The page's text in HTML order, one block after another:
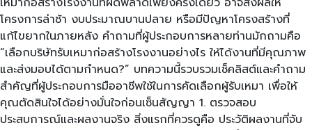
โครงการล่าช้า งบประมาณบานปลาย หรือมีปัญหาโครงสร้างที่
แก้ไขยากในภายหลัง คำถามที่ผู้ประกอบการหลายท่านมักถามคือ
“เลือกบริษัทรับเหมาก่อสร้างโรงงานอย่างไร ให้ได้งานที่มีคุณภาพ
และส่งมอบได้ตามกำหนด?” บทความนี้รวบรวมเช็คลิสต์และคำถาม
สำคัญที่ผู้ประกอบการมืออาชีพใช้ในการคัดเลือกผู้รับเหมา เพื่อให้
คุณตัดสินใจได้อย่างมั่นใจก่อนเซ็นสัญญา 1. ตรวจสอบ
ประสบการณ์และผลงานจริง สิ่งแรกที่ควรดูคือ ประวัติผลงานที่จับ